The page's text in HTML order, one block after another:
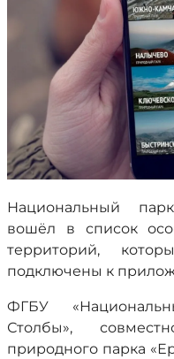
Национальный
вошёл в список
территорий,
подключены к
ФГБУ
Столбы»,
природного парка